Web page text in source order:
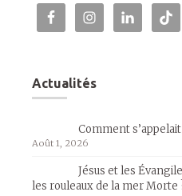
Actualités
Comment
Août 1, 2026
Jésus et les
les rouleaux de la mer